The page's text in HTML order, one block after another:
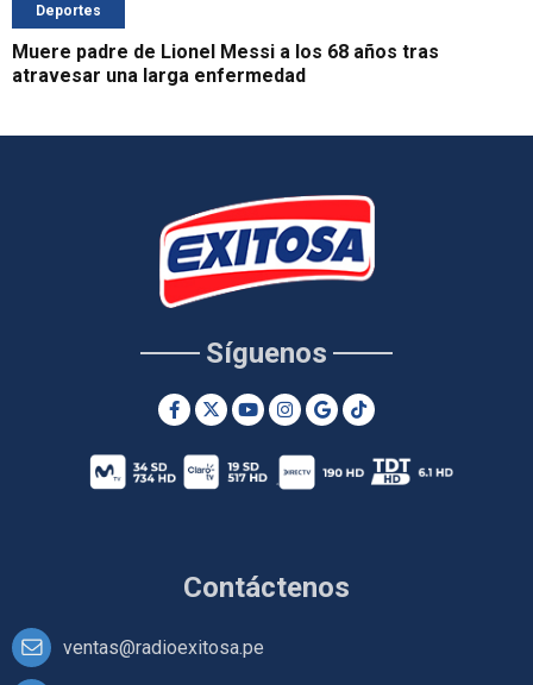
Deportes
Muere padre de Lionel Messi a los 68 años tras
atravesar una larga enfermedad
Contáctenos
ventas@radioexitosa.pe
Síguenos